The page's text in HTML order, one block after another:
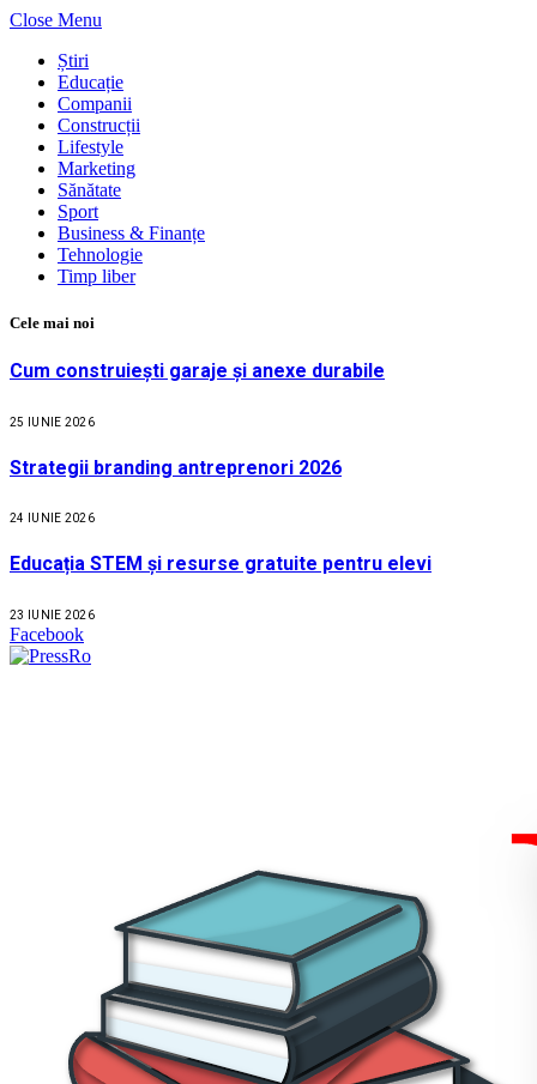
Close Menu
Știri
Educație
Companii
Construcții
Lifestyle
Marketing
Sănătate
Sport
Business & Finanțe
Tehnologie
Timp liber
Cele mai noi
Cum construiești garaje și anexe durabile
25 IUNIE 2026
Strategii branding antreprenori 2026
24 IUNIE 2026
Educația STEM și resurse gratuite pentru elevi
23 IUNIE 2026
Facebook